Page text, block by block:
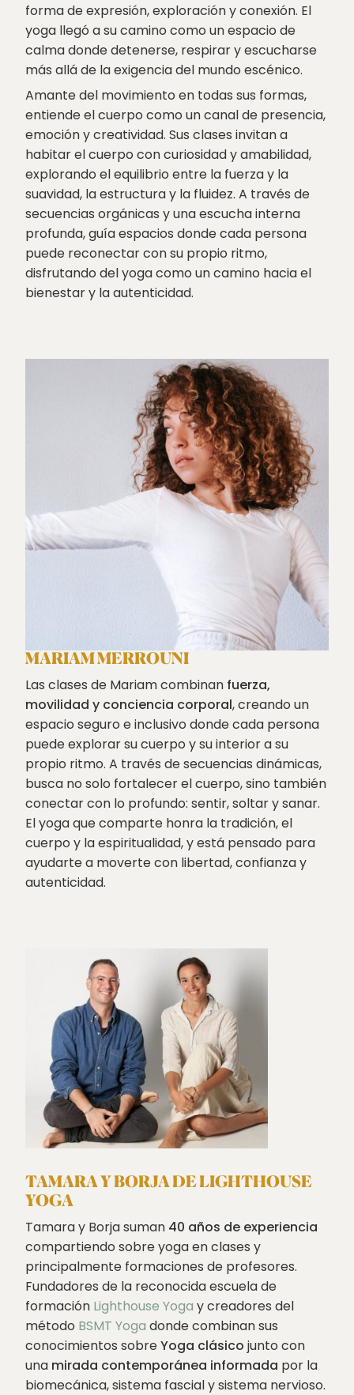
forma de expresión, exploración y conexión. El
yoga llegó a su camino como un espacio de
calma donde detenerse, respirar y escucharse
más allá de la exigencia del mundo escénico.
Amante del movimiento en todas sus formas,
entiende el cuerpo como un canal de presencia,
emoción y creatividad. Sus clases invitan a
habitar el cuerpo con curiosidad y amabilidad,
explorando el equilibrio entre la fuerza y la
suavidad, la estructura y la fluidez. A través de
secuencias orgánicas y una escucha interna
profunda, guía espacios donde cada persona
puede reconectar con su propio ritmo,
disfrutando del yoga como un camino hacia el
bienestar y la autenticidad.
MARIAM MERROUNI
Las clases de Mariam combinan fuerza,
movilidad y conciencia corporal, creando un
espacio seguro e inclusivo donde cada persona
puede explorar su cuerpo y su interior a su
propio ritmo. A través de secuencias dinámicas,
busca no solo fortalecer el cuerpo, sino también
conectar con lo profundo: sentir, soltar y sanar.
El yoga que comparte honra la tradición, el
cuerpo y la espiritualidad, y está pensado para
ayudarte a moverte con libertad, confianza y
autenticidad.
TAMARA Y BORJA DE LIGHTHOUSE
YOGA
Tamara y Borja suman 40 años de experiencia
compartiendo sobre yoga en clases y
principalmente formaciones de profesores.
Fundadores de la reconocida escuela de
formación Lighthouse Yoga y creadores del
método BSMT Yoga donde combinan sus
conocimientos sobreYoga clásico junto con
una mirada contemporánea informada por la
biomecánica, sistema fascial y sistema nervioso.